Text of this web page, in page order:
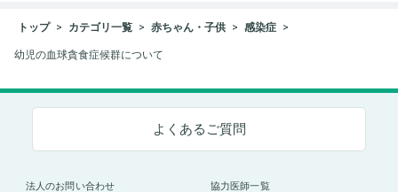
トップ カテゴリ一覧 赤ちゃん・子供 感染症
幼児の血球貪食症候群について
よくあるご質問
法人のお問い合わせ 協力医師一覧